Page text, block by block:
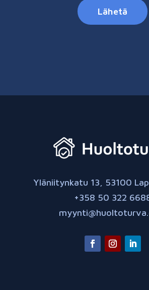
Yläniitynkatu 13, 53100
+358 50 322